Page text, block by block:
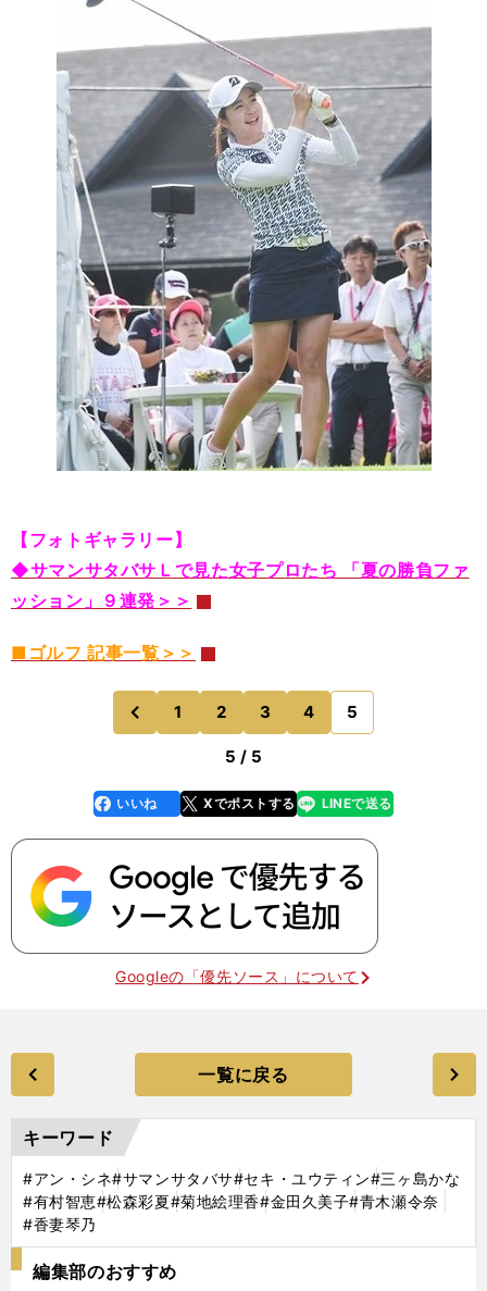
【フォトギャラリー】
◆サマンサタバサＬで見た女子プロたち 「夏の勝負ファ
ッション」９連発＞＞
■ゴルフ 記事一覧＞＞
前
のページへ
1 2 3 4 5
5 / 5
faceboo
k
いいね Xでポストする
line LINEで送る
Googleの「優先ソース」について
一覧に戻る
キーワード
#アン・シネ#サマンサタバサ#セキ・ユウティン#三ヶ島かな
#有村智恵#松森彩夏#菊地絵理香#金田久美子#青木瀬令奈
#香妻琴乃
編集部のおすすめ